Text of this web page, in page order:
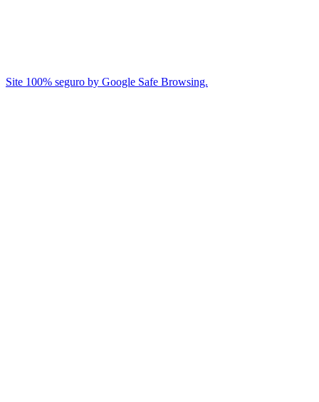
Site 100% seguro by Google Safe Browsing.